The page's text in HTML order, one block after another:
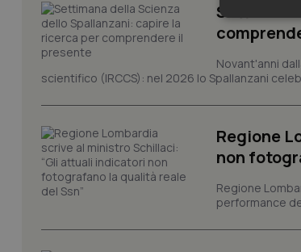
Settimana
Novant'anni
scientifico (IRCCS): nel 2026 lo Spallanzani
Regione
non
Regione
performance
I